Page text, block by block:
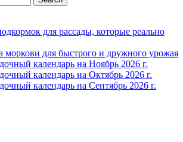
для рассады, которые реально
моркови для быстрого и дружного урожая
календарь на Ноябрь 2026 г.
календарь на Октябрь 2026 г.
календарь на Сентябрь 2026 г.